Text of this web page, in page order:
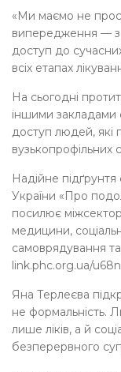
«Ми маємо не
випередження —
доступ до
всіх етапах
На сьогодні
іншими
доступ людей, які
вузькопрофільних
Надійне
України «Про
посилює
медицини,
самоврядування
link.phc.org.ua/u68n
Яна Терлеєва
не формальність.
лише ліків, а й
безперервного